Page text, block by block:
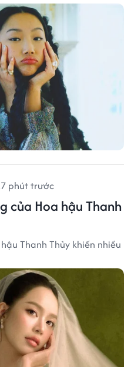
phút trước
của Hoa hậu Thanh
Thanh Thủy khiến nhiều